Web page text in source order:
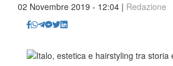
02 Novembre 2019 - 12:04 | Redazione